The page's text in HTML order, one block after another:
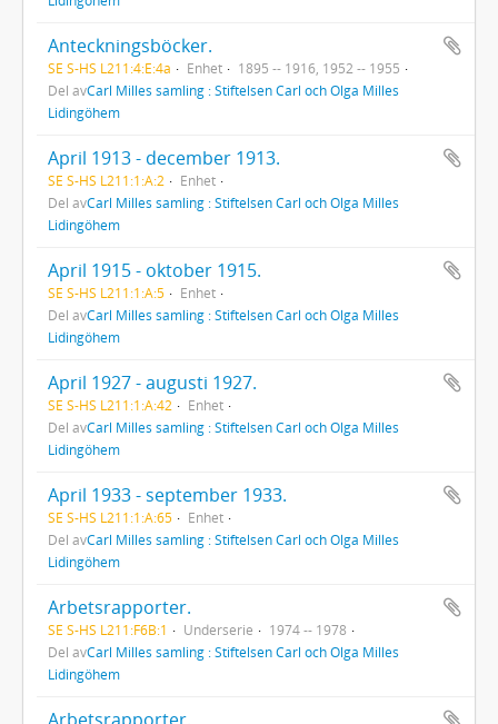
Anteckningsböcker.
SE S-HS L211:4:E:4a Enhet
1895 -- 1916, 1952 -- 1955
Del avCarl Milles samling : Stiftelsen Carl och Olga Milles
Lidingöhem
April 1913 - december 1913.
SE S-HS L211:1:A:2
Enhet
Del avCarl Milles samling : Stiftelsen Carl och Olga Milles
Lidingöhem
April 1915 - oktober 1915.
SE S-HS L211:1:A:5
Enhet
Del avCarl Milles samling : Stiftelsen Carl och Olga Milles
Lidingöhem
April 1927 - augusti 1927.
SE S-HS L211:1:A:42
Enhet
Del avCarl Milles samling : Stiftelsen Carl och Olga Milles
Lidingöhem
April 1933 - september 1933.
SE S-HS L211:1:A:65
Enhet
Del avCarl Milles samling : Stiftelsen Carl och Olga Milles
Lidingöhem
Arbetsrapporter.
SE S-HS L211:F6B:1 Underserie
1974 -- 1978
Del avCarl Milles samling : Stiftelsen Carl och Olga Milles
Lidingöhem
Arbetsrapporter.